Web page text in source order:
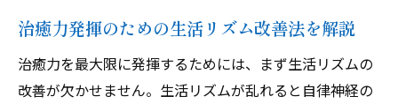
治癒力発揮のための生活リズム改善法を解説
治癒力を最大限に発揮するためには、まず生活リズムの
改善が欠かせません。生活リズムが乱れると自律神経の